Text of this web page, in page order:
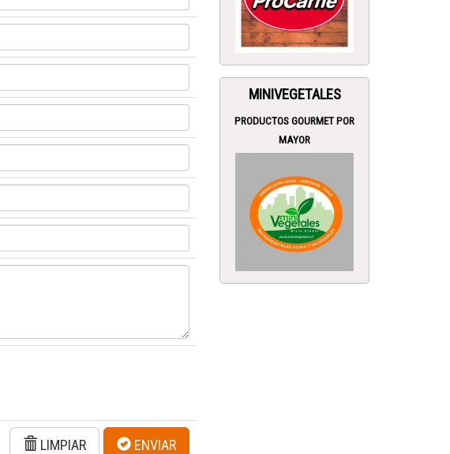
ENVIAR
LIMPIAR
MINIVEGETALES
PRODUCTOS GOURMET POR
MAYOR